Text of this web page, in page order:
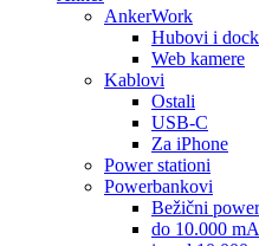
AnkerWork
Hubovi i
Web kamere
Kablovi
Ostali
USB-C
Za iPhone
Power stationi
Powerbankovi
Bežični
do 10.000